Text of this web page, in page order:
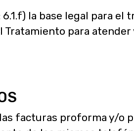
6.1.f) la base legal para
para
facturas proforma y/o